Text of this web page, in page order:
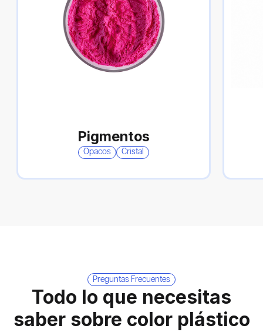
Pigmentos
Opacos Cristal
Preguntas Frecuentes
Todo lo que necesitas
saber sobre color plástico